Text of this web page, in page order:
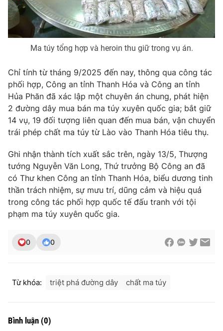
VTV Money VTV Thể thao
VTV Sức khoẻ Bất động sản
Thị trường 24h Tấm lòng Việt
VTV4 Vươn mình bằng AI
VTV9 VTV8
Liên hệ tòa soạn English
THỜI BÁO VTV
Giấy phép hoạt động báo in và báo điện tử số 483/GP-BTTTT
Ma túy tổng hợp và heroin thu giữ trong vụ án.
Chỉ tính từ tháng 9/2025 đến nay, thông qua công tác
phối hợp, Công an tỉnh Thanh Hóa và Công an tỉnh
Hủa Phăn đã xác lập một chuyên án chung, phát hiện
2 đường dây mua bán ma túy xuyên quốc gia; bắt giữ
14 vụ, 19 đối tượng liên quan đến mua bán, vận chuyển
trái phép chất ma túy từ Lào vào Thanh Hóa tiêu thụ.
Ghi nhận thành tích xuất sắc trên, ngày 13/5, Thượng
tướng Nguyễn Văn Long, Thứ trưởng Bộ Công an đã
có Thư khen Công an tỉnh Thanh Hóa, biểu dương tinh
thần trách nhiệm, sự mưu trí, dũng cảm và hiệu quả
trong công tác phối hợp quốc tế đấu tranh với tội
phạm ma túy xuyên quốc gia.
0 0
Từ khóa: triệt phá đường dây chất ma túy
Bình luận (0)